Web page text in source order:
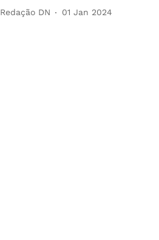
Redação DN 01 Jan 2024